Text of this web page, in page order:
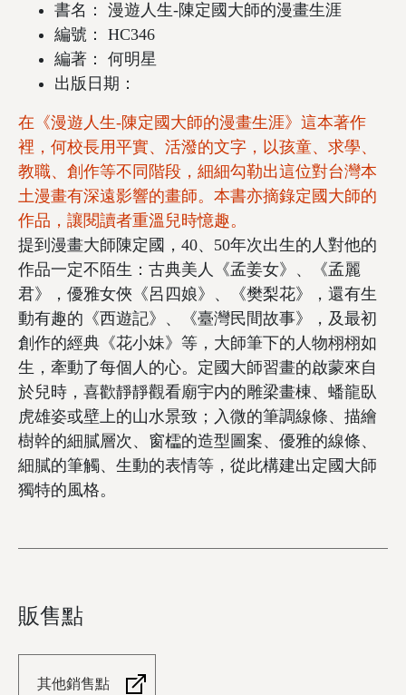
書名： 漫遊人生-陳定國大師的漫畫生涯
編號： HC346
編著： 何明星
出版日期：
在《漫遊人生-陳定國大師的漫畫生涯》這本著作
裡，何校長用平實、活潑的文字，以孩童、求學、
教職、創作等不同階段，細細勾勒出這位對台灣本
土漫畫有深遠影響的畫師。本書亦摘錄定國大師的
作品，讓閱讀者重溫兒時憶趣。
提到漫畫大師陳定國，40、50年次出生的人對他的
作品一定不陌生：古典美人《孟姜女》、《孟麗
君》，優雅女俠《呂四娘》、《樊梨花》，還有生
動有趣的《西遊記》、《臺灣民間故事》，及最初
創作的經典《花小妹》等，大師筆下的人物栩栩如
生，牽動了每個人的心。定國大師習畫的啟蒙來自
於兒時，喜歡靜靜觀看廟宇内的雕梁畫棟、蟠龍臥
虎雄姿或壁上的山水景致；入微的筆調線條、描繪
樹幹的細膩層次、窗櫺的造型圖案、優雅的線條、
細膩的筆觸、生動的表情等，從此構建出定國大師
獨特的風格。
販售點
其他銷售點